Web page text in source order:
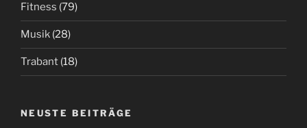
Fitness (79)
Musik (28)
Trabant (18)
NEUSTE BEITRÄGE